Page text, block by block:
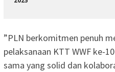
”PLN berkomitmen penuh
pelaksanaan KTT WWF ke-
sama yang solid dan